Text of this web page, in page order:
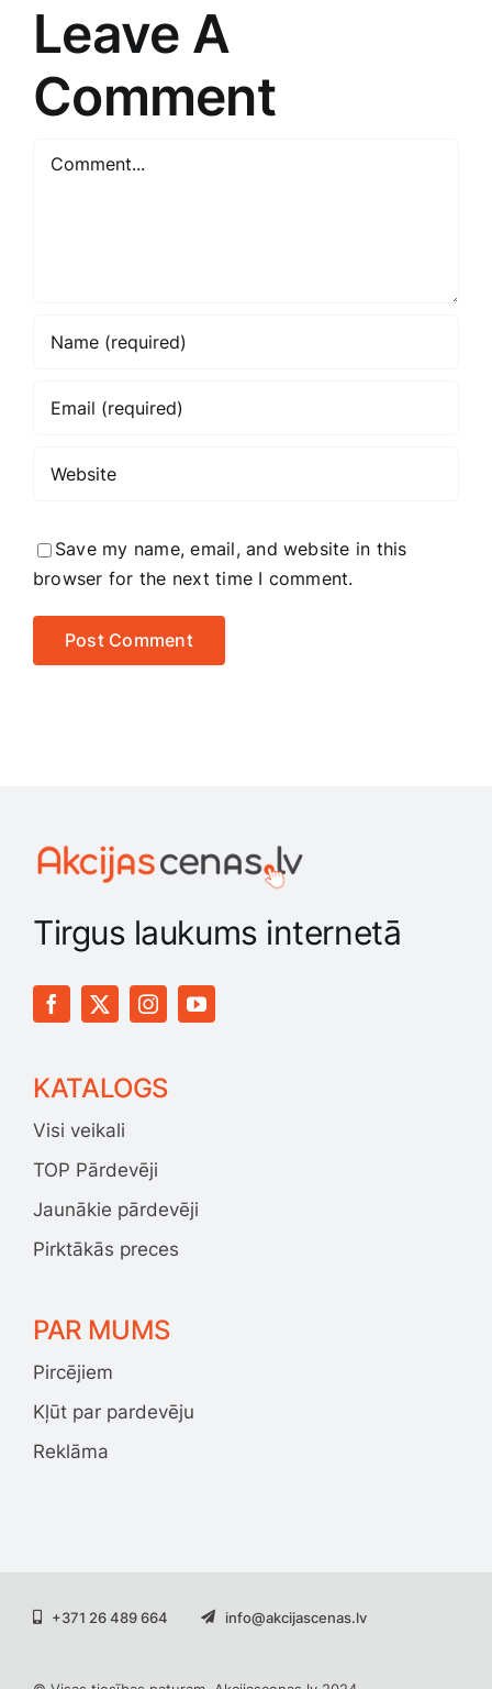
Leave A
Comment
Comment
Save my name, email, and website in this
browser for the next time I comment.
Tirgus laukums internetā
KATALOGS
Visi veikali
TOP Pārdevēji
Jaunākie pārdevēji
Pirktākās preces
PAR MUMS
Pircējiem
Kļūt par pardevēju
Reklāma
+371 26 489 664 info@akcijascenas.lv